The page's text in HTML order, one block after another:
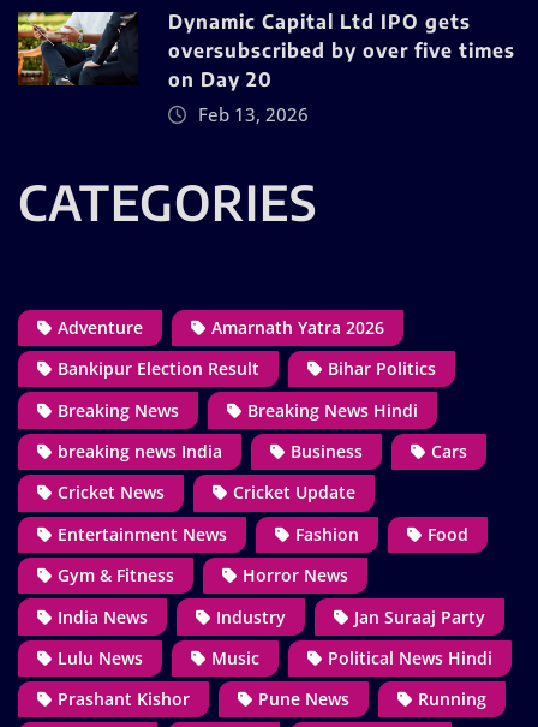
Dynamic Capital Ltd IPO gets
oversubscribed by over five times
on Day 20
Feb 13, 2026
CATEGORIES
Adventure
Amarnath Yatra 2026
Bankipur Election Result
Bihar Politics
Breaking News
Breaking News Hindi
breaking news India
Business
Cars
Cricket News
Cricket Update
Entertainment News
Fashion
Food
Gym & Fitness
Horror News
India News
Industry
Jan Suraaj Party
Lulu News
Music
Political News Hindi
Prashant Kishor
Pune News
Running